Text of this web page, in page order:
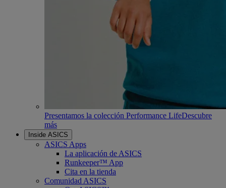
Presentamos la colección Performance LifeDescubre
más
Inside ASICS
ASICS Apps
La aplicación de ASICS
Runkeeper™ App
Cita en la tienda
Comunidad ASICS